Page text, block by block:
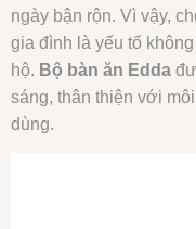
ngày bận rộn. Vì vậy,
gia đình là yếu tố
hộ. Bộ bàn ăn Edda
sáng, thân thiện với
dùng.